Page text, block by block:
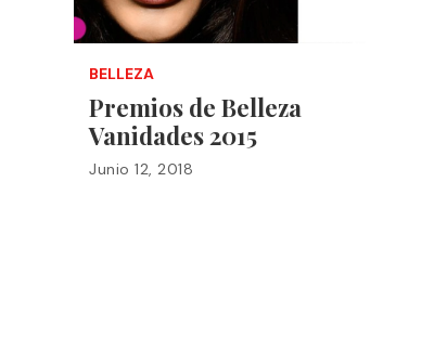
BELLEZA
Premios de Belleza
Vanidades 2015
Junio 12, 2018